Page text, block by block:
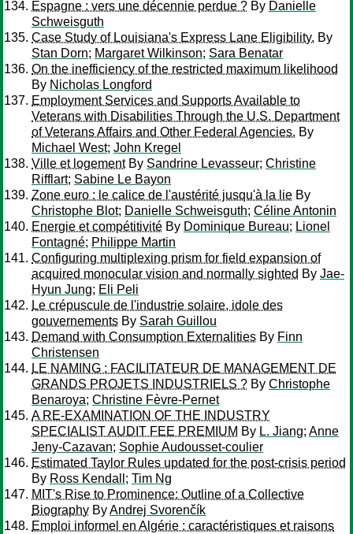
Espagne : vers une décennie perdue ? By Danielle
Schweisguth
Case Study of Louisiana's Express Lane Eligibility. By
Stan Dorn; Margaret Wilkinson; Sara Benatar
On the inefficiency of the restricted maximum likelihood
By Nicholas Longford
Employment Services and Supports Available to
Veterans with Disabilities Through the U.S. Department
of Veterans Affairs and Other Federal Agencies. By
Michael West; John Kregel
Ville et logementBy Sandrine Levasseur; Christine
Rifflart; Sabine Le Bayon
Zone euro : le calice de l'austérité jusqu'à la lie By
Christophe Blot; Danielle Schweisguth; Céline Antonin
Energie et compétitivité By Dominique Bureau; Lionel
Fontagné; Philippe Martin
Configuring multiplexing prism for field expansion of
acquired monocular vision and normally sighted By Jae-
Hyun Jung; Eli Peli
Le crépuscule de l'industrie solaire, idole des
gouvernements By Sarah Guillou
Demand with Consumption Externalities By Finn
Christensen
LE NAMING : FACILITATEUR DE MANAGEMENT DE
GRANDS PROJETS INDUSTRIELS ? By Christophe
Benaroya; Christine Fèvre-Pernet
A RE-EXAMINATION OF THE INDUSTRY
SPECIALIST AUDIT FEE PREMIUM By L. Jiang; Anne
Jeny-Cazavan; Sophie Audousset-coulier
Estimated Taylor Rules updated for the post-crisis period
By Ross Kendall ; Tim Ng
MIT's Rise to Prominence: Outline of a Collective
Biography ByAndrej Svorenčík
Emploi informel en Algérie : caractéristiques et raisons